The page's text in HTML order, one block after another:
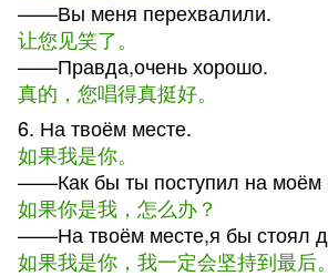
——Вы меня перехвалили.
让您见笑了。
——Правда,очень хорошо.
真的，您唱得真挺好。
6. На твоём месте.
如果我是你。
——Как бы ты поступил на моём
如果你是我，怎么办？
——На твоём месте,я бы стоял
如果我是你，我一定会坚持到最后。